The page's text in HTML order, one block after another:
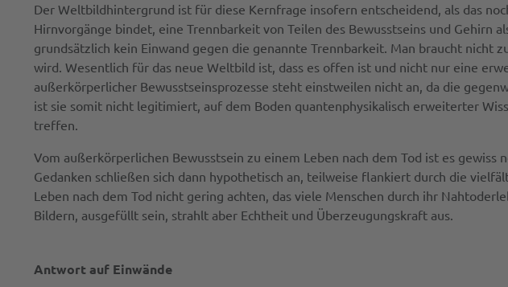
Der Weltbildhintergrund ist für diese Kernfrage insofern entscheidend, als das
Hirnvorgänge bindet, eine Trennbarkeit von Teilen des Bewusstseins und
grundsätzlich kein Einwand gegen die genannte Trennbarkeit. Man braucht nicht
wird. Wesentlich für das neue Weltbild ist, dass es offen ist und nicht nur eine
außerkörperlicher Bewusstseinsprozesse steht einstweilen nicht an, da die
ist sie somit nicht legitimiert, auf dem Boden quantenphysikalisch erweiterter
treffen.
Vom außerkörperlichen Bewusstsein zu einem Leben nach dem Tod ist es
Gedanken schließen sich dann hypothetisch an, teilweise flankiert durch die
Leben nach dem Tod nicht gering achten, das viele Menschen durch ihr
Bildern, ausgefüllt sein, strahlt aber Echtheit und Überzeugungskraft aus.
Antwort auf Einwände